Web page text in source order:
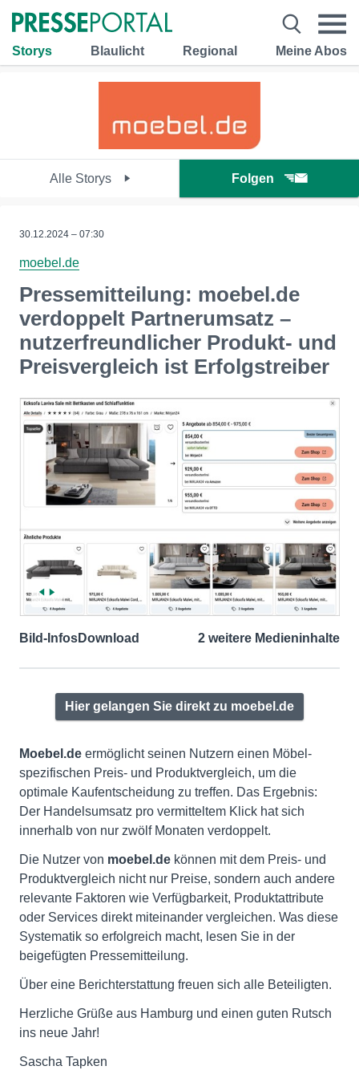
Storys Blaulicht Regional Meine Abos
Alle Storys Folgen
30.12.2024 – 07:30
moebel.de
Pressemitteilung: moebel.de
verdoppelt Partnerumsatz –
nutzerfreundlicher Produkt- und
Preisvergleich ist Erfolgstreiber
Bild-InfosDownload 2 weitere Medieninhalte
Hier gelangen Sie direkt zu moebel.de
Moebel.de ermöglicht seinen Nutzern einen Möbel-
spezifischen Preis- und Produktvergleich, um die
optimale Kaufentscheidung zu treffen. Das Ergebnis:
Der Handelsumsatz pro vermitteltem Klick hat sich
innerhalb von nur zwölf Monaten verdoppelt.
Die Nutzer von moebel.de können mit dem Preis- und
Produktvergleich nicht nur Preise, sondern auch andere
relevante Faktoren wie Verfügbarkeit, Produktattribute
oder Services direkt miteinander vergleichen. Was diese
Systematik so erfolgreich macht, lesen Sie in der
beigefügten Pressemitteilung.
Über eine Berichterstattung freuen sich alle Beteiligten.
Herzliche Grüße aus Hamburg und einen guten Rutsch
ins neue Jahr!
Sascha Tapken